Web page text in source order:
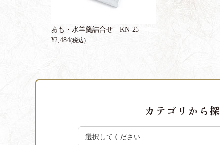
あも・水羊羹詰合せ KN-23
¥2,484(税込)
カテゴリから